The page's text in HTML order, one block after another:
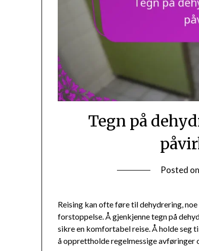
Tegn på
Posted on
Reising kan ofte føre til dehydrering,
forstoppelse. Å gjenkjenne tegn på
sikre en komfortabel reise. Å holde
å opprettholde regelmessige avføringer